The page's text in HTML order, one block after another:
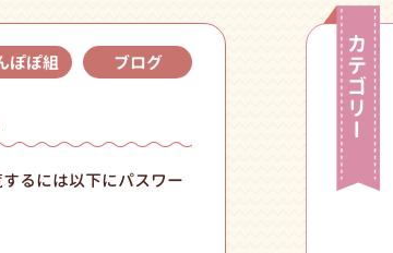
るには以下にパスワー
ぽぽ組 ブログ